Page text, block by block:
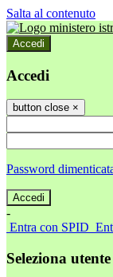
Salta al contenuto
Accedi
Accedi
button close ×
Password
-
Entra con SPID
Seleziona utente